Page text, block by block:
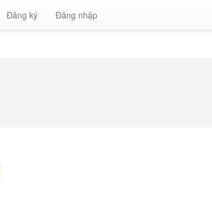
Đăng ký Đăng nhập